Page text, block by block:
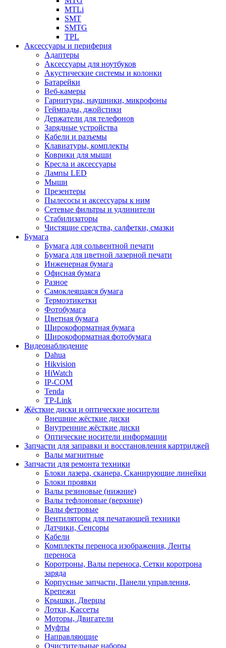
MTLi
SMT
SMTG
TPL
Аксессуары и периферия
Адаптеры
Аксессуары для ноутбуков
Акустические системы и колонки
Батарейки
Веб-камеры
Гарнитуры, наушники, микрофоны
Геймпады, джойстики
Держатели для телефонов
Зарядные устройства
Кабели и разъемы
Клавиатуры, комплекты
Коврики для мыши
Кресла и аксессуары
Лампы LED
Мыши
Презентеры
Пылесосы и аксессуары к ним
Сетевые фильтры и удлинители
Стабилизаторы
Чистящие средства, салфетки, смазки
Бумага
Бумага для сольвентной печати
Бумага для цветной лазерной печати
Инженерная бумага
Офисная бумага
Разное
Самоклеящаяся бумага
Термоэтикетки
Фотобумага
Цветная бумага
Широкоформатная бумага
Широкоформатная фотобумага
Видеонаблюдение
Dahua
Hikvision
HiWatch
IP-COM
Tenda
TP-Link
Жёсткие диски и оптические носители
Внешние жёсткие диски
Внутренние жёсткие диски
Оптические носители информации
Запчасти для заправки и восстановления картриджей
Валы магнитные
Запчасти для ремонта техники
Блоки лазера, сканера, Сканирующие линейки
Блоки проявки
Валы резиновые (нижние)
Валы тефлоновые (верхние)
Валы фетровые
Вентиляторы для печатающей техники
Датчики, Сенсоры
Кабели
Комплекты переноса изображения, Ленты
переноса
Коротроны, Валы переноса, Сетки коротрона
заряда
Корпусные запчасти, Панели управления,
Крепежи
Крышки, Дверцы
Лотки, Кассеты
Моторы, Двигатели
Муфты
Направляющие
Очистительные наборы